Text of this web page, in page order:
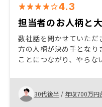
4.3
担当者のお人柄と
数社話を聞かせていただ
方の人柄が決め手となり
ことにつながり、やらな
を決めました。 無知は
方にもおすすめします。
30代後半 / 年収700万円